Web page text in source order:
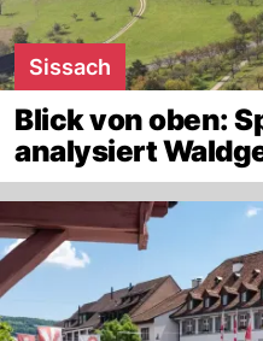
Sissach
Blick von oben:
analysiert